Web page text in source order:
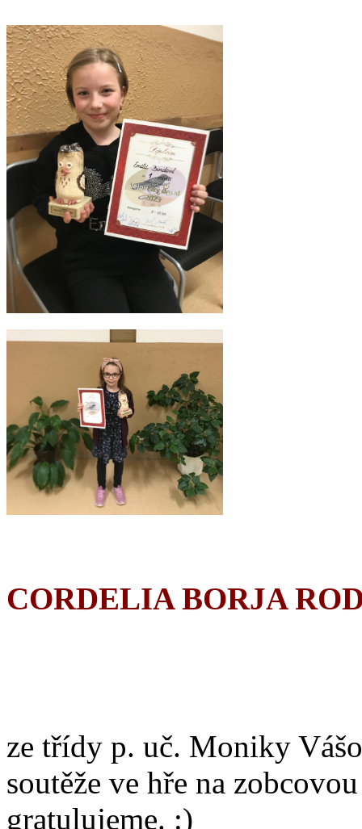
CORDELIA BORJA
ze třídy p. uč. Moniky
soutěže ve hře na
gratulujeme. :)